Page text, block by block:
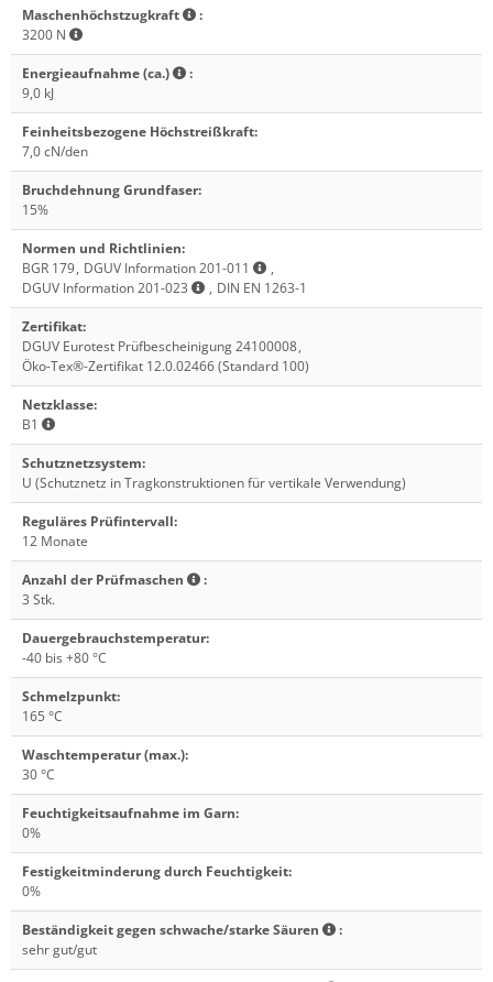
Maschenhöchstzugkraft
:
3200 N
Energieaufnahme (ca.)
:
9,0 kJ
Feinheitsbezogene Höchstreißkraft:
7,0 cN/den
Bruchdehnung Grundfaser:
15%
Normen und Richtlinien:
BGR 179, DGUV Information 201-011
,
DGUV Information 201-023
, DIN EN 1263-1
Zertifikat:
DGUV Eurotest Prüfbescheinigung 24100008,
Öko-Tex®-Zertifikat 12.0.02466 (Standard 100)
Netzklasse:
B1
Schutznetzsystem:
U (Schutznetz in Tragkonstruktionen für vertikale Verwendung)
Reguläres Prüfintervall:
12 Monate
Anzahl der Prüfmaschen
:
3 Stk.
Dauergebrauchstemperatur:
-40 bis +80 °C
Schmelzpunkt:
165 °C
Waschtemperatur (max.):
30 °C
Feuchtigkeitsaufnahme im Garn:
0%
Festigkeitminderung durch Feuchtigkeit:
0%
Beständigkeit gegen schwache/starke Säuren
:
sehr gut/gut